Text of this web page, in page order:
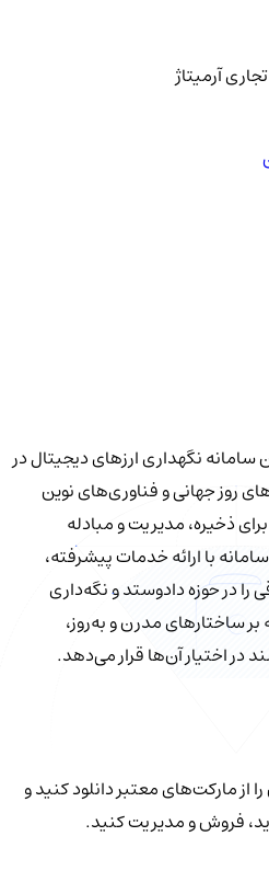
آرمیتاژ
نگهداری ارزهای دیجیتال در
روز جهانی و فناوری‌های نوین
ذخیره، مدیریت و مبادله
با ارائه خدمات پیشرفته،
در حوزه دادوستد و نگه‌داری
ساختارهای مدرن و به‌روز،
در اختیار آن‌ها قرار می‌دهد.
مارکت‌های معتبر دانلود کنید و
فروش و مدیریت کنید.